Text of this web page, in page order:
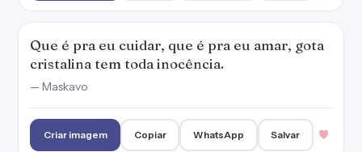
Que é pra eu cuidar, que é pra eu amar, gota
cristalina tem toda inocência.
— Maskavo
Criar imagem Copiar WhatsApp Salvar